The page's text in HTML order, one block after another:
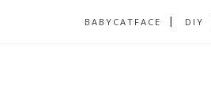
BABYCATFACE DIY